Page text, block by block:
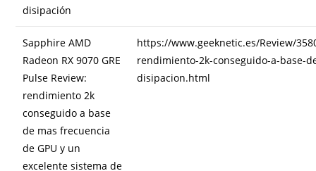
disipación
Sapphire AMD
Radeon RX 9070 GRE
Pulse Review:
rendimiento 2k
conseguido a base
de mas frecuencia
de GPU y un
excelente sistema de
https://www.geeknetic.es/Review/
rendimiento-2k-conseguido-a-base-
disipacion.html